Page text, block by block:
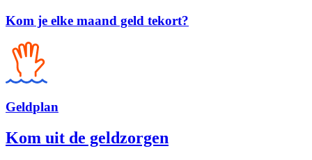
Kom je elke maand geld tekort?
Geldplan
Kom uit de geldzorgen